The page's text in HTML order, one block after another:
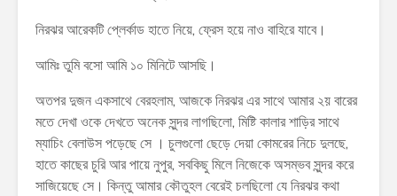
নিরঝর আরেকটি প্লের্কাড হাতে নিয়ে, ফ্রেস হয়ে নাও বাহিরে যাবে।
আমিঃ তুমি বসো আমি ১০ মিনিটে আসছি।
অতপর দুজন একসাথে বেরহলাম, আজকে নিরঝর এর সাথে আমার ২য় বারের
মতে দেখা ওকে দেখতে অনেক সুন্দর লাগছিলো, মিষ্টি কালার শাড়ির সাথে
ম্যাচিং বেলাউস পড়েছে সে । চুলগুলো ছেড়ে দেয়া কোমরের নিচে দুলছে,
হাতে কাছের চুরি আর পায়ে নুপুর, সবকিছু মিলে নিজেকে অসম্ভব সুন্দর করে
সাজিয়েছে সে। কিন্তু আমার কৌতুহল বেরেই চলছিলো যে নিরঝর কথা